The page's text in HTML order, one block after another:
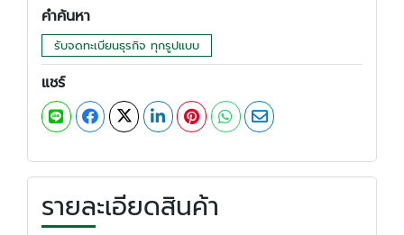
คำค้นหา
รับจดทะเบียนธุรกิจ ทุกรูปแบบ
แชร์
รายละเอียดสินค้า